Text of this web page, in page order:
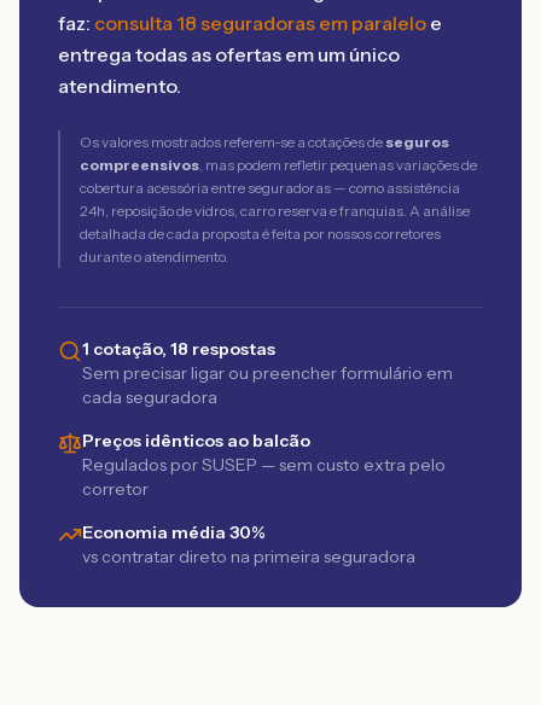
faz: consulta 18 seguradoras em paralelo e
entrega todas as ofertas em um único
atendimento.
Os valores mostrados referem-se a cotações de seguros
compreensivos, mas podem refletir pequenas variações de
cobertura acessória entre seguradoras — como assistência
24h, reposição de vidros, carro reserva e franquias. A análise
detalhada de cada proposta é feita por nossos corretores
durante o atendimento.
1 cotação, 18 respostas
Sem precisar ligar ou preencher formulário em
cada seguradora
Preços idênticos ao balcão
Regulados por SUSEP — sem custo extra pelo
corretor
Economia média 30%
vs contratar direto na primeira seguradora